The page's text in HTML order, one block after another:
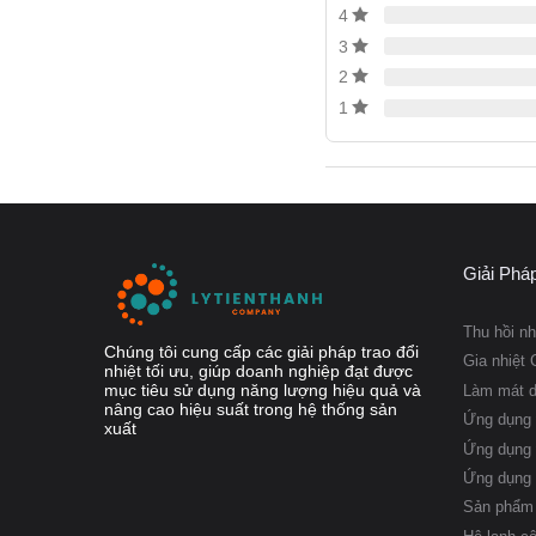
Quy trình
Đội ngũ kỹ
Hãy để Lý Tiến
thông tin chi tiết
Công ty TNHH Lý
Hotline:
Email:
Website:
Địa chỉ:
4
3
2
1
Chúng tôi cung cấp các giải pháp trao đổi
nhiệt tối ưu, giúp doanh nghiệp đạt được
mục tiêu sử dụng năng lượng hiệu quả và
nâng cao hiệu suất trong hệ thống sản
xuất
Giải
Thu hồi
Gia nhiệt
Làm mát
Ứng dụng
Ứng
Ứng dụng
Sản